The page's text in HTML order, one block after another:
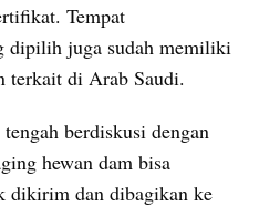
Tempat
dipilih juga sudah memiliki
terkait di Arab Saudi.
berdiskusi dengan
hewan dam bisa
dikirim dan dibagikan ke